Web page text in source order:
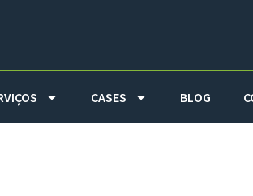
CASES BLOG